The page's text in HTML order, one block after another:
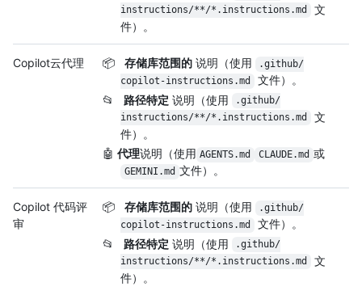
instructions/**/*.instructions.md
文
件）。
Copilot云代理 📦 存储库范围的说明（使用
.github/
copilot-instructions.md
文件）。
📂
路径特定 说明（使用
.github/
instructions/**/*.instructions.md
文
件）。
🤖 代理说明（使用 AGENTS.md CLAUDE.md 或
GEMINI.md 文件）。
Copilot 代码评
审
📦 存储库范围的说明（使用
.github/
copilot-instructions.md
文件）。
📂
路径特定 说明（使用
.github/
instructions/**/*.instructions.md
文
件）。